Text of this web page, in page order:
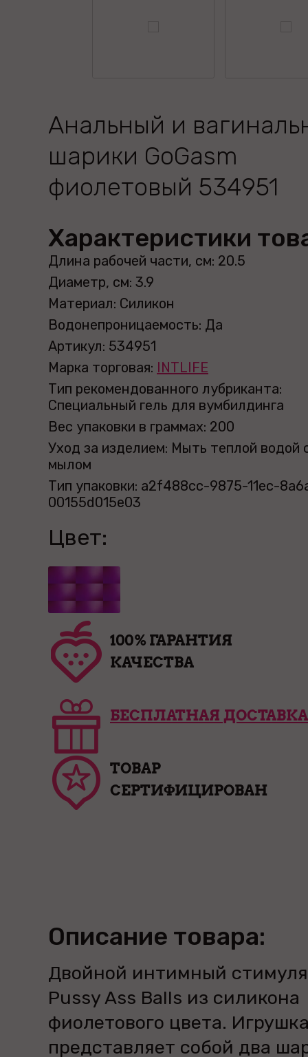
Анальный и
шарики GoGasm
фиолетовый 534951
Характеристики
Длина рабочей части, см: 20.5
Диаметр, см: 3.9
Материал: Силикон
Водонепроницаемость: Да
Артикул: 534951
Марка торговая: INTLIFE
Тип рекомендованного лубриканта:
Специальный гель для вумбилдинга
Вес упаковки в граммах: 200
Уход за изделием: Мыть теплой водой
мылом
Тип упаковки: a2f488cc-9875-11ec-
00155d015e03
Цвет:
100% ГАРАНТИЯ
КАЧЕСТВА
БЕСПЛАТНАЯ ДОСТАВКА
ТОВАР
СЕРТИФИЦИРОВАН
Описание товара:
Двойной интимный
Pussy Ass Balls из силикона
фиолетового цвета.
представляет собой два